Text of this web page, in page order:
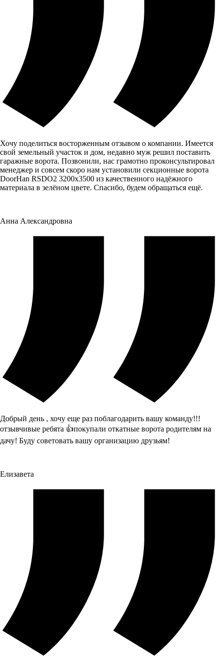
Хочу поделиться восторженным отзывом о компании. Имеется
свой земельный участок и дом, недавно муж решил поставить
гаражные ворота. Позвонили, нас грамотно проконсультировал
менеджер и совсем скоро нам установили секционные ворота
DoorHan RSDO2 3200x3500 из качественного надёжного
материала в зелёном цвете. Спасибо, будем обращаться ещё.
Анна Александровна
Добрый день , хочу еще раз поблагодарить вашу команду!!!
отзывчивые ребята 👍покупали откатные ворота родителям на
дачу! Буду советовать вашу организацию друзьям!
Елизавета